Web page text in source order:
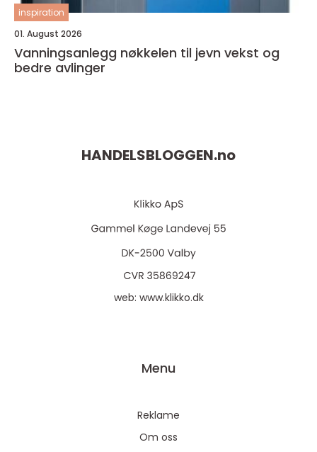
inspiration
01. August 2026
Vanningsanlegg nøkkelen til jevn vekst og
bedre avlinger
HANDELSBLOGGEN.no
web: www.klikko.dk
Menu
Reklame
Om oss